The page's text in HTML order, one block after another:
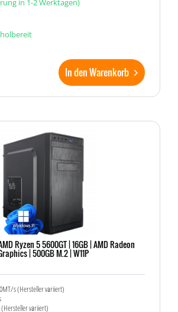
in 1-2 Werktagen)
In den Warenkorb
Ryzen 5 5600GT | 16GB | AMD Radeon
| 500GB M.2 | W11P
s (Hersteller variiert)
(Hersteller variiert)